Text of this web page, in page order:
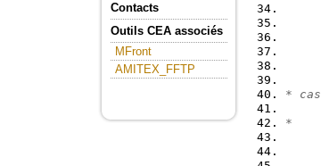
Contacts
Outils CEA associés
MFront
AMITEX_FFTP
*
*